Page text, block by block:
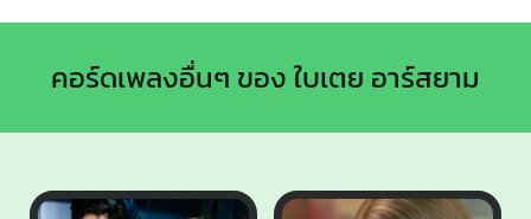
คอร์ดเพลงอื่นๆ ของ ใบเตย อาร์สยาม